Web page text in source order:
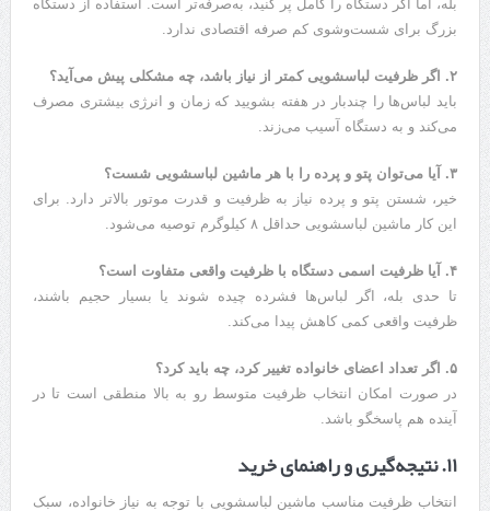
بله، اما اگر دستگاه را کامل پر کنید، به‌صرفه‌تر است. استفاده از دستگاه
بزرگ برای شست‌وشوی کم صرفه اقتصادی ندارد.
۲. اگر ظرفیت لباسشویی کمتر از نیاز باشد، چه مشکلی پیش می‌آید؟
باید لباس‌ها را چندبار در هفته بشویید که زمان و انرژی بیشتری مصرف
می‌کند و به دستگاه آسیب می‌زند.
۳. آیا می‌توان پتو و پرده را با هر ماشین لباسشویی شست؟
خیر، شستن پتو و پرده نیاز به ظرفیت و قدرت موتور بالاتر دارد. برای
این کار ماشین لباسشویی حداقل ۸ کیلوگرم توصیه می‌شود.
۴. آیا ظرفیت اسمی دستگاه با ظرفیت واقعی متفاوت است؟
تا حدی بله، اگر لباس‌ها فشرده چیده شوند یا بسیار حجیم باشند،
ظرفیت واقعی کمی کاهش پیدا می‌کند.
۵. اگر تعداد اعضای خانواده تغییر کرد، چه باید کرد؟
در صورت امکان انتخاب ظرفیت متوسط رو به بالا منطقی است تا در
آینده هم پاسخگو باشد.
۱۱. نتیجه‌گیری و راهنمای خرید
انتخاب ظرفیت مناسب ماشین لباسشویی با توجه به نیاز خانواده، سبک